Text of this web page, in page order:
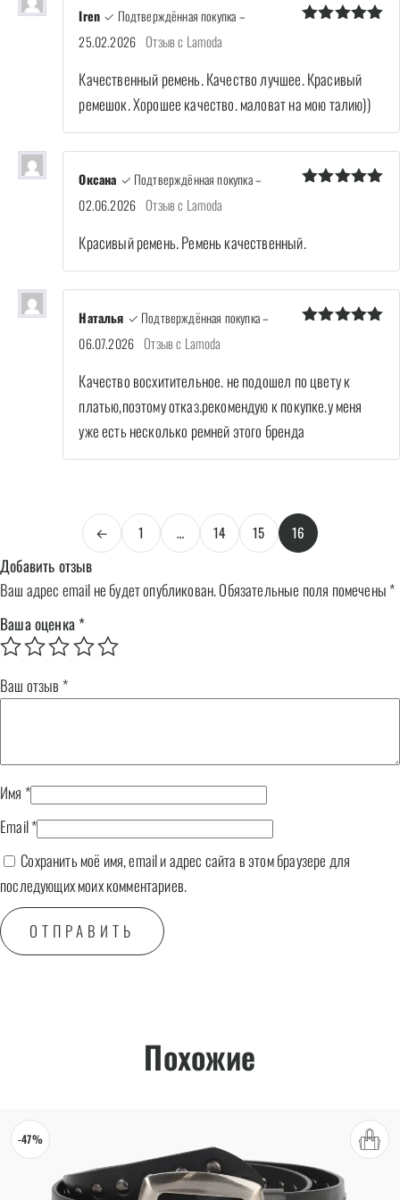
Iren ✓ Подтверждённая покупка–
25.02.2026 Отзыв с Lamoda
Качественный ремень. Качество лучшее. Красивый
ремешок. Хорошее качество. маловат на мою талию))
Оксана ✓ Подтверждённая покупка–
02.06.2026 Отзыв с Lamoda
Красивый ремень. Ремень качественный.
Наталья ✓ Подтверждённая покупка–
06.07.2026 Отзыв с Lamoda
Качество восхитительное. не подошел по цвету к
платью,поэтому отказ.рекомендую к покупке.у меня
уже есть несколько ремней этого бренда
← 1 … 14 15 16
Добавить отзыв
Ваш адрес email не будет опубликован.Обязательные поля помечены*
Ваша оценка *
Ваш отзыв *
Имя *
Email*
Сохранить моё имя, email и адрес сайта в этом браузере для
последующих моих комментариев.
Похожие
-47%